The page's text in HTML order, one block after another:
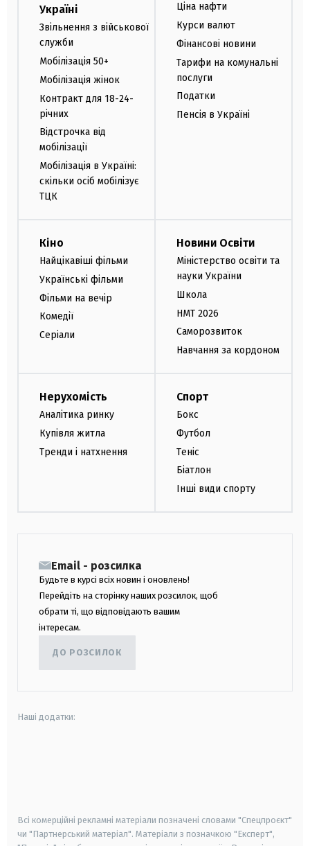
Україні
Звільнення з військової
служби
Мобілізація 50+
Мобілізація жінок
Контракт для 18-24-
річних
Відстрочка від
мобілізації
Мобілізація в Україні:
скільки осіб мобілізує
ТЦК
Ціна нафти
Курси валют
Фінансові новини
Тарифи на комунальні
послуги
Податки
Пенсія в Україні
Кіно
Найцікавіші фільми
Українські фільми
Фільми на вечір
Комедії
Серіали
Новини Освіти
Міністерство освіти та
науки України
Школа
НМТ 2026
Саморозвиток
Навчання за кордоном
Нерухомість
Аналітика ринку
Купівля житла
Тренди і натхнення
Спорт
Бокс
Футбол
Теніс
Біатлон
Інші види спорту
Email - розсилка
Будьте в курсі всіх новин і оновлень!
Перейдіть на сторінку наших розсилок, щоб
обрати ті, що відповідають вашим
інтересам.
ДО РОЗСИЛОК
Наші додатки:
Всі комерційні рекламні матеріали позначені словами "Спецпроєкт"
чи "Партнерський матеріал". Матеріали з позначкою "Експерт",